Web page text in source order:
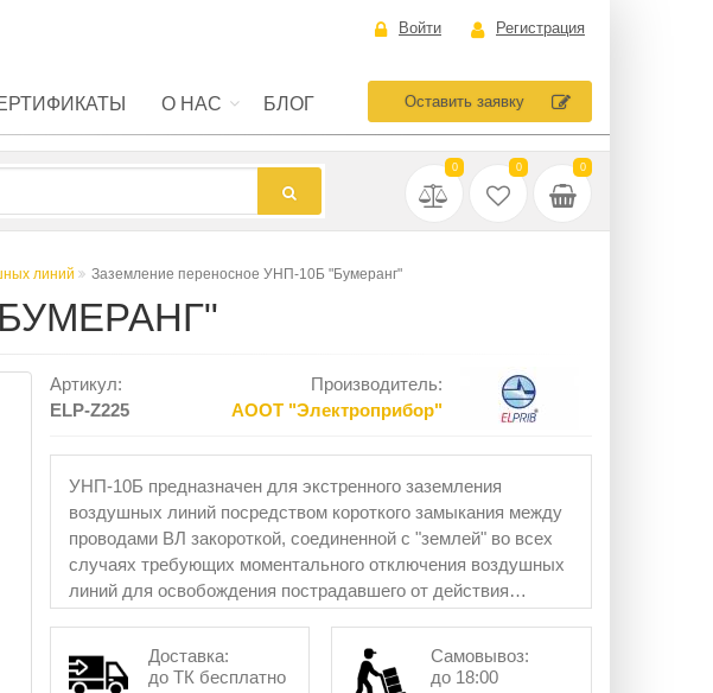
Войти Регистрация
О НАС БЛОГ Оставить заявку
0 0 0
линий Заземление переносное УНП-10Б "Бумеранг"
Артикул:
ELP-Z225
Производитель:
АООТ "Электроприбор"
УНП-10Б предназначен для экстренного заземления
воздушных линий посредством короткого замыкания между
проводами ВЛ закороткой, соединенной с "землей" во всех
случаях требующих моментального отключения воздушных
линий для освобождения пострадавшего от действия
Доставка:
до ТК бесплатно
Самовывоз:
до 18:00